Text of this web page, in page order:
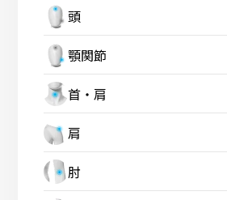
頭
顎関節
首・肩
肩
肘